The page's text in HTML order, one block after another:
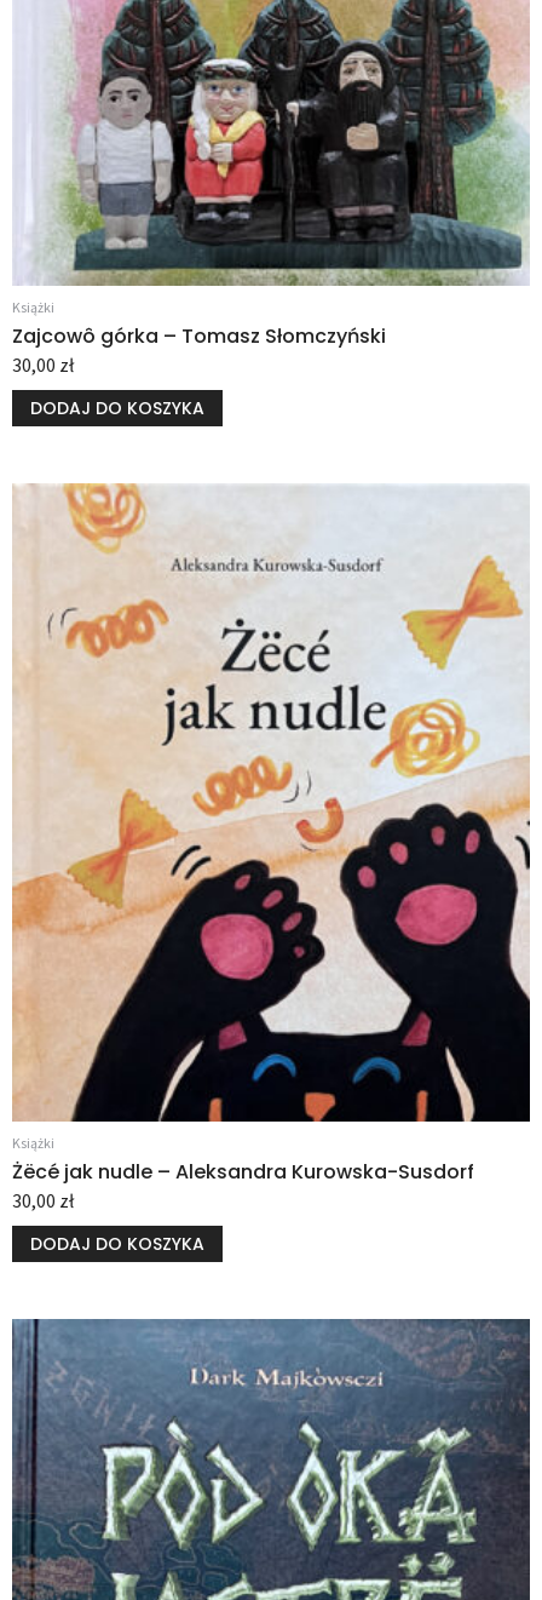
Książki
Zajcowô górka – Tomasz Słomczyński
30,00 zł
DODAJ DO KOSZYKA
Książki
Żëcé jak nudle – Aleksandra Kurowska-Susdorf
30,00 zł
DODAJ DO KOSZYKA